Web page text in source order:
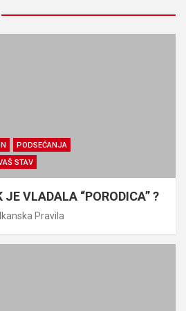
PODSEĆANJA
STAV
JE VLADALA “PORODICA” ?
Pravila